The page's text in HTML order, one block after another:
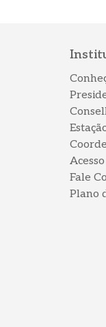
Fale
Plano